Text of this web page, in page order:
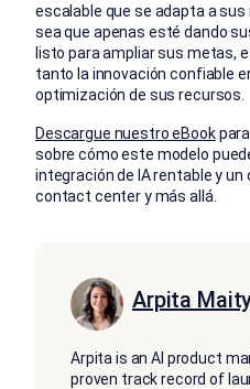
escalable que se adapta a
sea que apenas esté dando
listo para ampliar sus metas,
tanto la innovación confiable
optimización de sus recursos.
Descargue nuestro eBook
sobre cómo este modelo
integración de IA rentable y
contact center y más allá.
Arpita
Arpita is an AI product
proven track record of